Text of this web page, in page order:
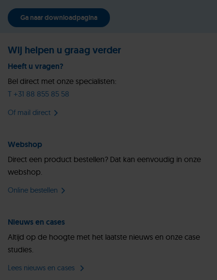
Ga naar downloadpagina
Wij helpen u graag verder
Heeft u vragen?
Bel direct met onze specialisten:
T +31 88 855 85 58
Of mail direct
Webshop
Direct een product bestellen? Dat kan eenvoudig in onze
webshop.
Online bestellen
Nieuws en cases
Altijd op de hoogte met het laatste nieuws en onze case
studies.
Lees nieuws en cases